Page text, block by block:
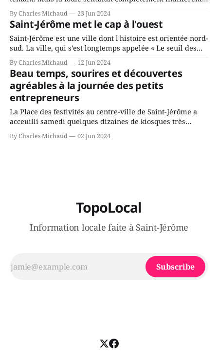
à la pluie qui menaçait d'annuler le spectacle de la Fête
nationale, au parc Jacques-Locas de Saint-Jérôme, dans la
soirée du 23 juin. Les pieds tapaient, les voix
By Charles Michaud 23 Jun 2024
Saint-Jérôme met le cap à l'ouest
Saint-Jérôme est une ville dont l'histoire est orientée nord-
sud. La ville, qui s'est longtemps appelée « Le seuil des
Laurentides » de par sa position au pied des montagnes,
occupe une position centrale, à cheval sur des millions de
déplacements annuels entre Montréal et la région
By Charles Michaud 12 Jun 2024
Beau temps, sourires et découvertes
agréables à la journée des petits
entrepreneurs
La Place des festivités au centre-ville de Saint-Jérôme a
acceuilli samedi quelques dizaines de kiosques très
animés par un beau samedi de début juin. Des jeunes, des
familles, des écoles, bref, toute une série de « jeunes
By Charles Michaud 02 Jun 2024
TopoLocal
Information locale faite à Saint-Jérôme
Subscribe